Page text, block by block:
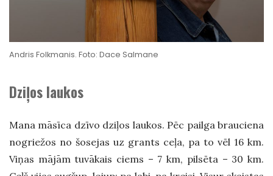
Andris Folkmanis. Foto: Dace Salmane
Dziļos laukos
Mana māsīca dzīvo dziļos laukos. Pēc pailga brauciena
nogriežos no šosejas uz grants ceļa, pa to vēl 16 km.
Viņas mājām tuvākais ciems – 7 km, pilsēta – 30 km.